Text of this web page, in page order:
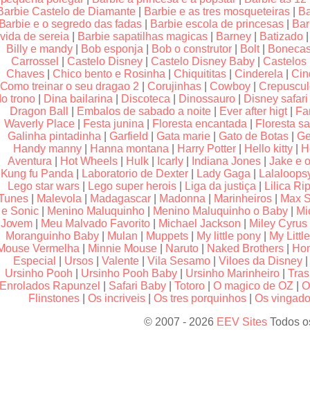
Castelo de Diamante
Barbie e as tres mosqueteiras
e o segredo das fadas
Barbie escola de princesas
vida de sereia
Barbie sapatilhas magicas Barney Batizado
Billy e mandy
Bob esponja Bob o construtor Bolt|
Carrossel
|Castelo Disney |Castelo Disney Baby |Castelos
Chaves
Chico bento e Rosinha Chiquititas Cinderela
Como treinar o seu dragao 2 |Corujinhas |Cowboy |
trono
Dina bailarina Discoteca Dinossauro Disney safari
Dragon Ball
Embalos de sabado a noite Ever after higt|
Waverly Place
Festa junina Floresta encantada
Floresta
Galinha pintadinha |Garfield |Gata marie |Gato de Botas |
Handy manny
Hanna montana Harry Potter Hello kitty
Aventura
Hot Wheels Hulk Icarly Indiana Jones
Jake e
Kung fu Panda
Laboratorio de Dexter Lady Gaga
Lego star wars
Lego super herois Liga da justiça
Lilica
Malevola Madagascar Madonna Marinheiros
Max
e Sonic
Menino Maluquinho Menino Maluquinho o Baby
Jovem
Meu Malvado Favorito Michael Jackson Miley Cyrus
Moranguinho Baby
Mulan Muppets My little pony
My
Vermelha
Minnie Mouse Naruto Naked Brothers
Especial
Ursos |Valente |Vila Sesamo |Viloes da Disney
Ursinho Pooh
Ursinho Pooh Baby Ursinho Marinheiro |
Enrolados Rapunzel
Safari Baby Totoro O magico de OZ
Flinstones |Os incriveis |Os tres porquinhos |Os
© 2007 - 2026 EEV Sites Todos